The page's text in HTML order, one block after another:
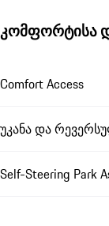
კომფორტისა
Comfort Access
უკანა და
Self-Steering Park